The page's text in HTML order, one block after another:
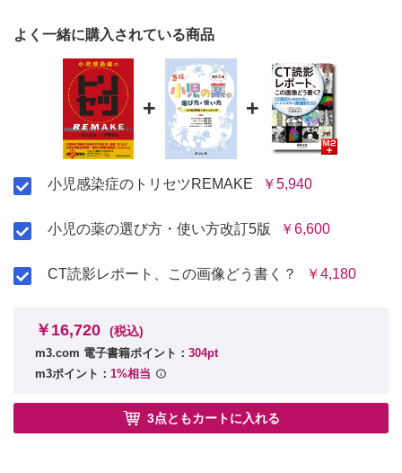
1．眼瞼感染症（麦粒腫）
2．結膜炎
3．角膜炎
4．眼内炎
5．眼窩隔膜前蜂窩織炎/眼窩蜂窩織炎
12 発熱性好中球減少症
13 原発性免疫不全症
1．原発性免疫不全症の分類
よく一緒に購入されている商品
+ +
小児感染症のトリセツREMAKE ￥5,940
小児の薬の選び方・使い方改訂5版 ￥6,600
CT読影レポート、この画像どう書く？ ￥4,180
￥16,720 (税込)
m3.com 電子書籍ポイント： 304pt
m3ポイント： 1%相当
3点ともカートに入れる